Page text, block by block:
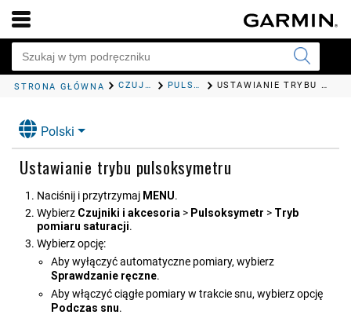
STRONA GŁÓWNA CZUJNIKI I AKCESORIA PULSOKSYMETR USTAWIANIE TRYBU PULSOKSYMETRU
Polski
Ustawianie trybu pulsoksymetru
Naciśnij i przytrzymaj MENU.
Wybierz Czujniki i akcesoria > Pulsoksymetr > Tryb
pomiaru saturacji.
Wybierz opcję:
Aby wyłączyć automatyczne pomiary, wybierz
Sprawdzanie ręczne.
Aby włączyć ciągłe pomiary w trakcie snu, wybierz opcję
Podczas snu.